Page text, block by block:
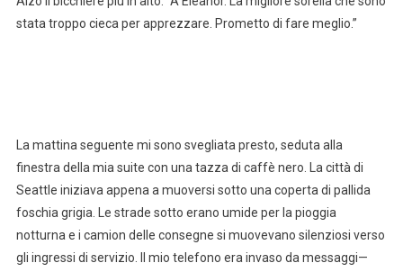
stata troppo cieca per apprezzare. Prometto di fare meglio.”
La mattina seguente mi sono svegliata presto, seduta alla
finestra della mia suite con una tazza di caffè nero. La città di
Seattle iniziava appena a muoversi sotto una coperta di pallida
foschia grigia. Le strade sotto erano umide per la pioggia
notturna e i camion delle consegne si muovevano silenziosi verso
gli ingressi di servizio. Il mio telefono era invaso da messaggi—